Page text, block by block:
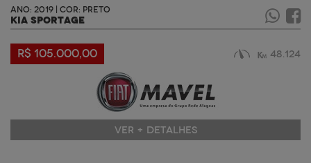
ANO: 2019 | COR: PRETO
KIA SPORTAGE
R$ 105.000,00 48.124
VER + DETALHES